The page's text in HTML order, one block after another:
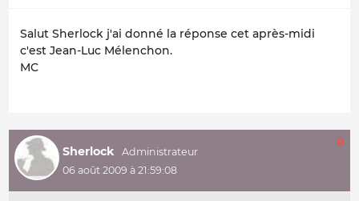
Salut Sherlock j'ai donné la réponse cet après-midi
c'est Jean-Luc Mélenchon.
MC
Sherlock
06 août 2009 à 21:59:08
0